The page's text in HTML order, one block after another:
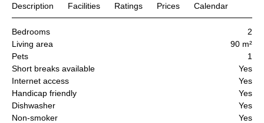
Description Facilities Ratings Prices Calendar
Bedrooms
2
Living area
90 m²
Pets
1
Short breaks available
Yes
Internet access
Yes
Handicap friendly
Yes
Dishwasher
Yes
Non-smoker
Yes